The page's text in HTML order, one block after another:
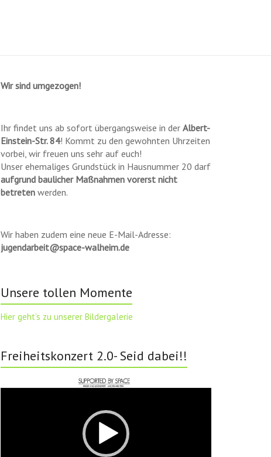
Wir sind umgezogen!
Ihr findet uns ab sofort übergangsweise in derAlbert-
Einstein-Str. 84! Kommt zu den gewohnten Uhrzeiten
vorbei, wir freuen uns sehr auf euch!
Unser ehemaliges Grundstück in Hausnummer 20 darf
aufgrund baulicher Maßnahmen vorerst nicht
betreten werden.
Wir haben zudem eine neue E-Mail-Adresse:
jugendarbeit@space-walheim.de
Unsere tollen Momente
Hier geht’s zu unserer Bildergalerie
Freiheitskonzert 2.0- Seid dabei!!
Player